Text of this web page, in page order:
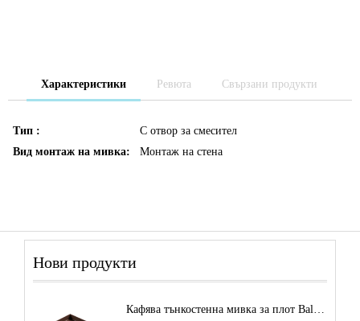
Характеристики Ревюта Свързани продукти
Тип :
С отвор за смесител
Вид монтаж на мивка:
Монтаж на стена
Нови продукти